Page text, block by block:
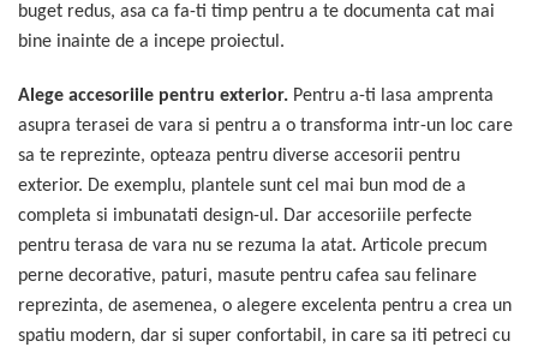
buget redus, asa ca fa-ti timp pentru a te documenta cat mai
bine inainte de a incepe proiectul.
Alege accesoriile pentru exterior. Pentru a-ti lasa amprenta
asupra terasei de vara si pentru a o transforma intr-un loc care
sa te reprezinte, opteaza pentru diverse accesorii pentru
exterior. De exemplu, plantele sunt cel mai bun mod de a
completa si imbunatati design-ul. Dar accesoriile perfecte
pentru terasa de vara nu se rezuma la atat. Articole precum
perne decorative, paturi, masute pentru cafea sau felinare
reprezinta, de asemenea, o alegere excelenta pentru a crea un
spatiu modern, dar si super confortabil, in care sa iti petreci cu